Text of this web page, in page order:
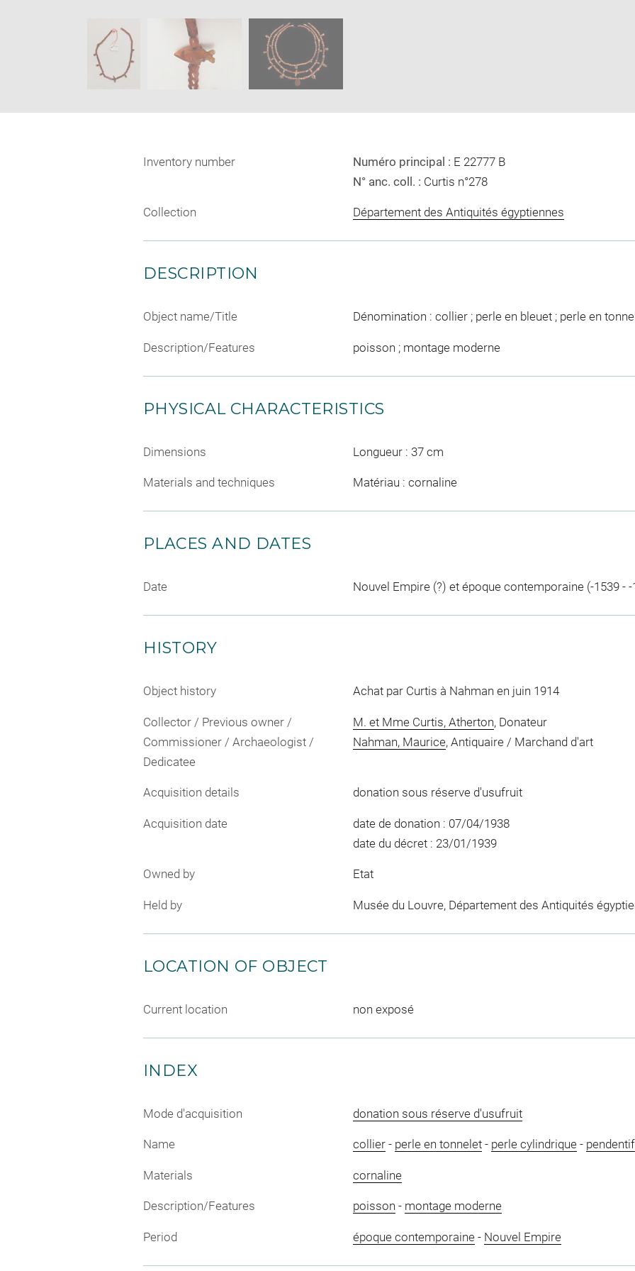
window
SKIP IMAGE CAROUSEL
Inventory number Numéro principal : E 22777 B
N° anc. coll. : Curtis n°278
Collection Département des Antiquités égyptiennes
DESCRIPTION
Object name/Title Dénomination : collier ; perle en bleuet ; perle en
Description/Features poisson ; montage moderne
PHYSICAL CHARACTERISTICS
Dimensions Longueur : 37 cm
Materials and techniques Matériau : cornaline
PLACES AND DATES
Date Nouvel Empire (?) et époque contemporaine (-1539 -
HISTORY
Object history Achat par Curtis à Nahman en juin 1914
Collector / Previous owner /
Commissioner / Archaeologist /
Dedicatee
M. et Mme Curtis, Atherton, Donateur
Nahman, Maurice, Antiquaire / Marchand d'art
Acquisition details donation sous réserve d'usufruit
Acquisition date
date de donation : 07/04/1938
date du décret : 23/01/1939
Owned by Etat
Held by Musée du Louvre, Département des Antiquités
LOCATION OF OBJECT
Current location non exposé
INDEX
Mode d'acquisition donation sous réserve d'usufruit
Name collier- perle en tonnelet- perle cylindrique- pendentif
Materials cornaline
Description/Features poisson - montage moderne
Period époque contemporaine- Nouvel Empire